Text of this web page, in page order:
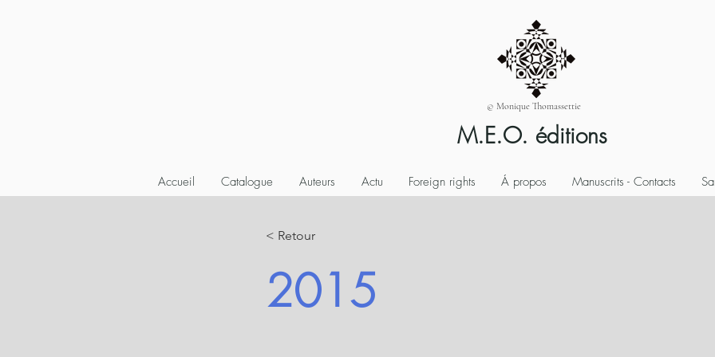
© Monique Thomassettie
M.E.O. éditions
Accueil Catalogue Auteurs Actu Foreign rights Á propos Manuscrits - Contacts
< Retour
2015